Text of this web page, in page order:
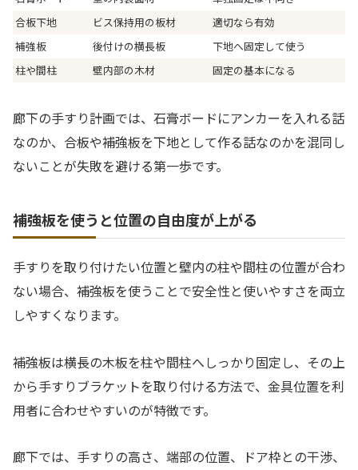
合板下地
ビス保持用の板材
適切なら有効
補強板
後付けの横長板
下地へ固定して使う
柱や間柱
壁内部の木材 固定の基本になる
廊下の手すり計画では、石膏ボードにアンカーを入れる話
なのか、合板や補強板を下地として作る話なのかを混同し
ないことが失敗を避ける第一歩です。
補強板を使うと位置の自由度が上がる
手すりを取り付けたい位置と壁内の柱や間柱の位置が合わ
ない場合、補強板を使うことで安全性と使いやすさを両立
しやすくなります。
補強板は横長の木板を柱や間柱へしっかり固定し、その上
から手すりブラケットを取り付ける方法で、金具位置を利
用者に合わせやすいのが特徴です。
廊下では、手すりの高さ、端部の位置、ドア枠との干渉、